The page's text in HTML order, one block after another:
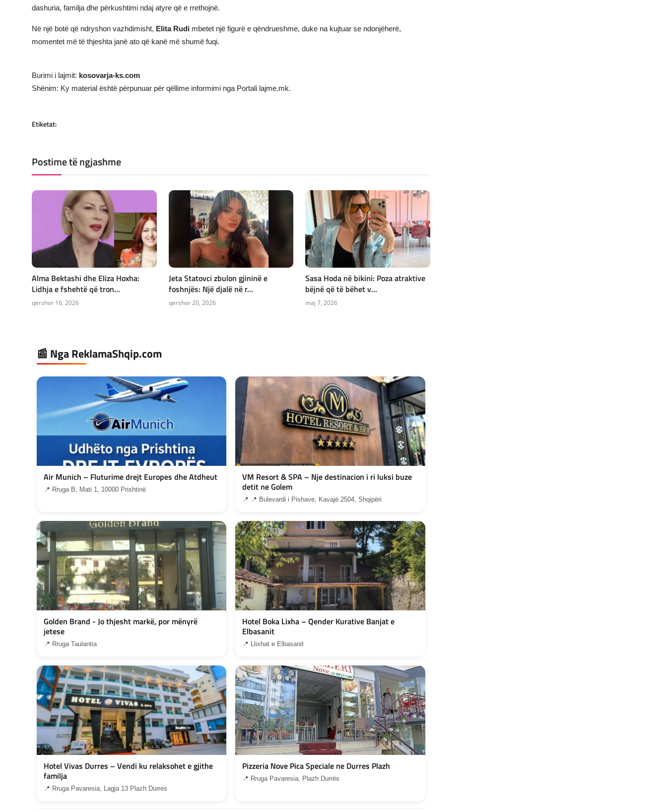
dashuria, familja dhe përkushtimi ndaj atyre që e rrethojnë.
Në një botë që ndryshon vazhdimisht, Elita Rudi mbetet një figurë e qëndrueshme, duke na kujtuar se ndonjëherë,
momentet më të thjeshta janë ato që kanë më shumë fuqi.
Burimi i lajmit: kosovarja-ks.com
Shënim: Ky material është përpunuar për qëllime informimi nga Portali lajme.mk.
Etiketat:
Postime të ngjashme
Alma Bektashi dhe Eliza Hoxha:
Lidhja e fshehtë që tron...
qershor 16, 2026
Jeta Statovci zbulon gjininë e
foshnjës: Një djalë në r...
qershor 20, 2026
Sasa Hoda në bikini: Poza atraktive
bëjnë që të bëhet v...
maj 7, 2026
📰 Nga ReklamaShqip.com
Air Munich – Fluturime drejt Europes dhe Atdheut
📍 Rruga B, Mati 1, 10000 Prishtinë
VM Resort & SPA – Nje destinacion i ri luksi buze
detit ne Golem
📍 📍 Bulevardi i Pishave, Kavajë 2504, Shqipëri
Golden Brand - Jo thjesht markë, por mënyrë
jetese
📍 Rruga Taulantia
Hotel Boka Lixha – Qender Kurative Banjat e
Elbasanit
📍 Llixhat e Elbasanit
Hotel Vivas Durres – Vendi ku relaksohet e gjithe
familja
📍 Rruga Pavaresia, Lagja 13 Plazh Durres
Pizzeria Nove Pica Speciale ne Durres Plazh
📍 Rruga Pavaresia, Plazh Durrës